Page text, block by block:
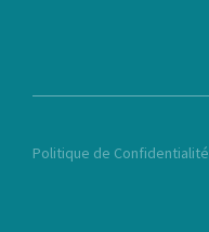
Politique de Confidentialité